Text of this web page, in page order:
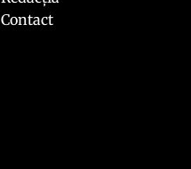
Contact